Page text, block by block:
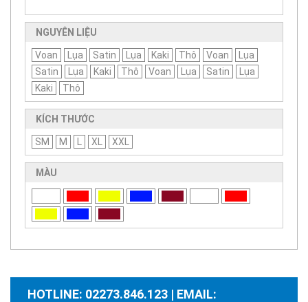
NGUYÊN LIỆU
Voan Lụa Satin Lụa Kaki Thô Voan
Lụa
Satin
Lụa Kaki Thô Voan Lụa Satin
Lụa
Kaki
Thô
KÍCH THƯỚC
SM M L XL XXL
MÀU
HOTLINE: 02273.846.123 | EMAIL: